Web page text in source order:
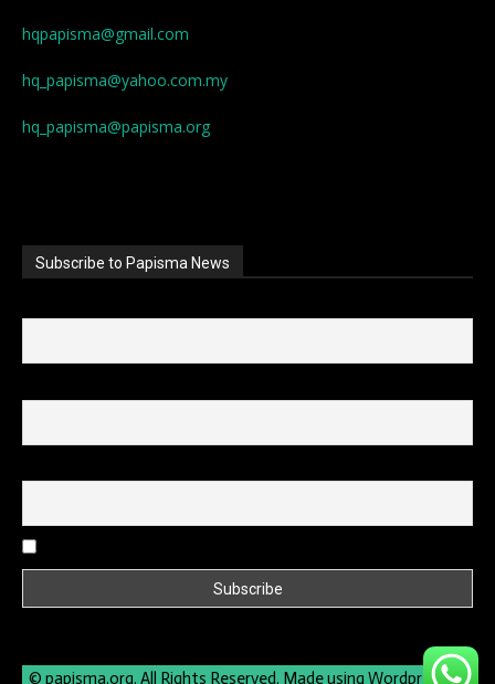
hqpapisma@gmail.com
hq_papisma@yahoo.com.my
hq_papisma@papisma.org
Subscribe to Papisma News
© papisma.org. All Rights Reserved. Made using Wordpress by